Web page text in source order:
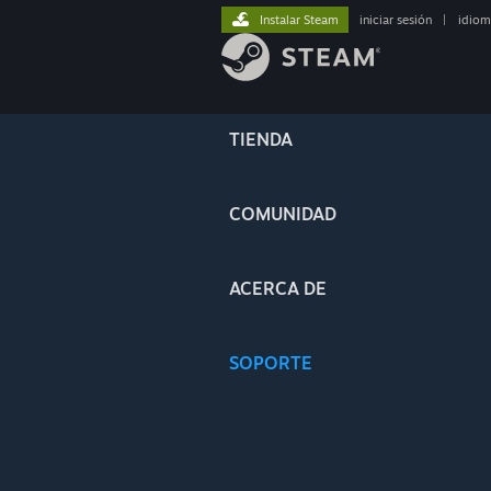
TIENDA
COMUNIDAD
ACERCA DE
SOPORTE
Instalar Steam iniciar sesión